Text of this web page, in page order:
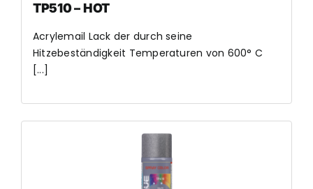
TP510 – HOT
Acrylemail Lack der durch seine
Hitzebeständigkeit Temperaturen von 600° C
[...]